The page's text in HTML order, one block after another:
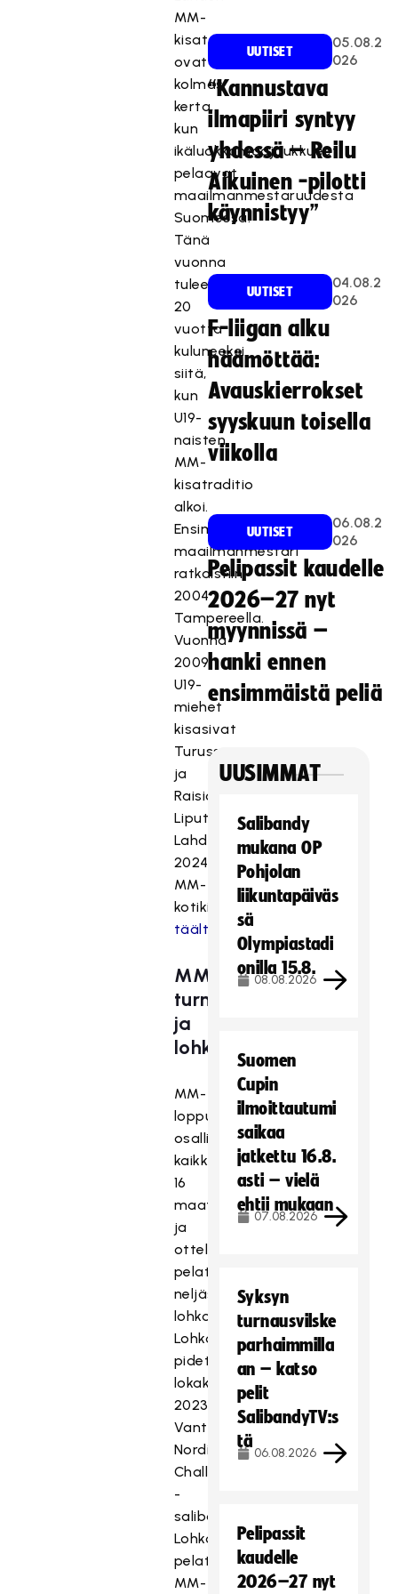
MM-
kisat
ovat
kolmas
kerta,
kun
ikäluokkamaajoukkueet
pelaavat
maailmanmestaruudesta
Suomessa.
Tänä
vuonna
tulee
20
vuotta
kuluneeksi
siitä,
kun
U19-
naisten
MM-
kisatraditio
alkoi.
Ensimmäinen
maailmanmestari
ratkaistiin
2004
Tampereella.
Vuonna
2009
U19-
miehet
kisasivat
Turussa
ja
Raisiossa.
Liput
Lahden
2024
MM-
kotikisoihin
täältä.
MM-
turnaus
ja
lohkojako
MM-
lopputurnauksen
osallistuu
kaikkiaan
16
maata
ja
ottelut
pelataan
neljässä
lohkossa.
Lohkoarvonta
pidettiin
lokakuussa
2023
Vantaalla
Nordic
Challenge
-
salibandytapahtumassa.
Lohkoissa
pelataan
MM-
UUTISET
05.08.2
026
“Kannustava
ilmapiiri syntyy
yhdessä – Reilu
Aikuinen -pilotti
käynnistyy”
UUTISET
04.08.2
026
F-liigan alku
häämöttää:
Avauskierrokset
syyskuun toisella
viikolla
UUTISET
06.08.2
026
Pelipassit kaudelle
2026–27 nyt
myynnissä –
hanki ennen
ensimmäistä peliä
UUSIMMAT
Salibandy
mukana OP
Pohjolan
liikuntapäiväs
sä
Olympiastadi
onilla 15.8.
08.08.2026
Suomen
Cupin
ilmoittautumi
saikaa
jatkettu 16.8.
asti – vielä
ehtii mukaan
07.08.2026
Syksyn
turnausvilske
parhaimmilla
an – katso
pelit
SalibandyTV:s
tä
06.08.2026
Pelipassit
kaudelle
2026–27 nyt